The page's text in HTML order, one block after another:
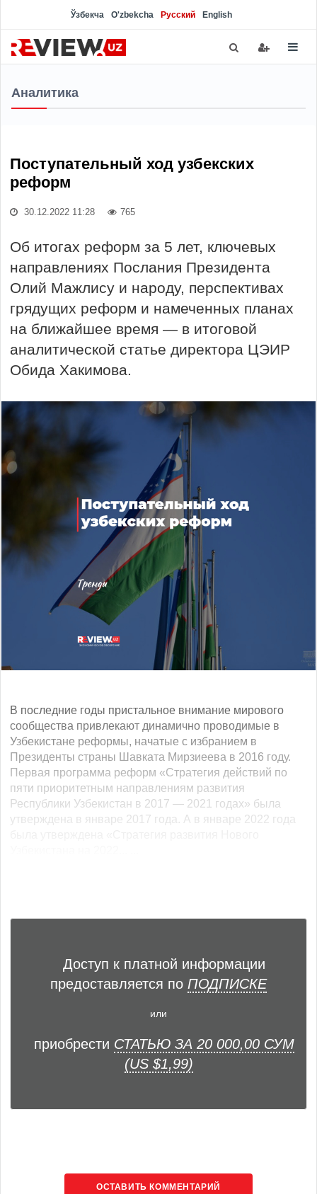
Ўзбекча O'zbekcha Русский English
Аналитика
Поступательный ход узбекских
реформ
30.12.2022 11:28 765
Об итогах реформ за 5 лет, ключевых
направлениях Послания Президента
Олий Мажлису и народу, перспективах
грядущих реформ и намеченных планах
на ближайшее время — в итоговой
аналитической статье директора ЦЭИР
Обида Хакимова.
В последние годы пристальное внимание мирового
сообщества привлекают динамично проводимые в
Узбекистане реформы, начатые с избранием в
Президенты страны Шавката Мирзиеева в 2016 году.
Первая программа реформ «Стратегия действий по
пяти приоритетным направлениям развития
Республики Узбекистан в 2017 — 2021 годах» была
утверждена в январе 2017 года. А в январе 2022 года
Доступ к платной информации
предоставляется по ПОДПИСКЕ
или
приобрести СТАТЬЮ ЗА 20 000,00 СУМ
(US $1,99)
ОСТАВИТЬ КОММЕНТАРИЙ